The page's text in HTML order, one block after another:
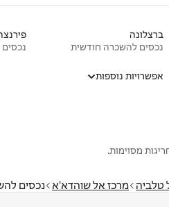
ברצלונה
נכסים להשכרה חודשית
אפשרויות נוספות
מסוימות.
טלביה מרכז אל שוהדא'א נכסים